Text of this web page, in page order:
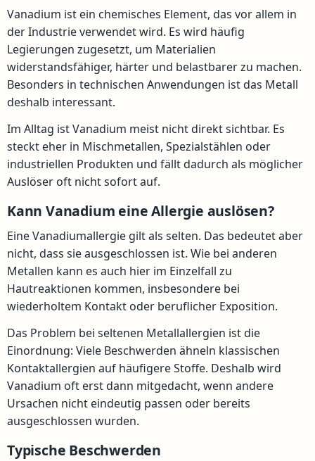
Vanadium ist ein chemisches Element, das vor allem in
der Industrie verwendet wird. Es wird häufig
Legierungen zugesetzt, um Materialien
widerstandsfähiger, härter und belastbarer zu machen.
Besonders in technischen Anwendungen ist das Metall
deshalb interessant.
Im Alltag ist Vanadium meist nicht direkt sichtbar. Es
steckt eher in Mischmetallen, Spezialstählen oder
industriellen Produkten und fällt dadurch als möglicher
Auslöser oft nicht sofort auf.
Kann Vanadium eine Allergie auslösen?
Eine Vanadiumallergie gilt als selten. Das bedeutet aber
nicht, dass sie ausgeschlossen ist. Wie bei anderen
Metallen kann es auch hier im Einzelfall zu
Hautreaktionen kommen, insbesondere bei
wiederholtem Kontakt oder beruflicher Exposition.
Das Problem bei seltenen Metallallergien ist die
Einordnung: Viele Beschwerden ähneln klassischen
Kontaktallergien auf häufigere Stoffe. Deshalb wird
Vanadium oft erst dann mitgedacht, wenn andere
Ursachen nicht eindeutig passen oder bereits
ausgeschlossen wurden.
Typische Beschwerden